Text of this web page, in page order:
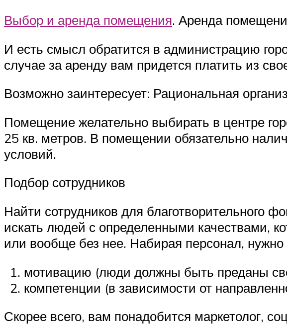
Выбор и аренда помещения. Аренда
И есть смысл обратится в администрацию
случае за аренду вам придется платить из
Возможно заинтересует: Рациональная
Помещение желательно выбирать в центре
25 кв. метров. В помещении обязательно
условий.
Подбор сотрудников
Найти сотрудников для благотворительного
искать людей с определенными качествами,
или вообще без нее. Набирая персонал, нужно
мотивацию (люди должны быть преданы
компетенции (в зависимости от
Скорее всего, вам понадобится маркетолог,